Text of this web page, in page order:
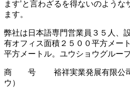
ます’と言わざるを得ないのような
ます。
弊社は日本語専門営業員３５人、
有オフィス面積２５００平方メー
平方メートル。ユウショウグルー
商 号 裕祥実業発展有限公司
ウ）